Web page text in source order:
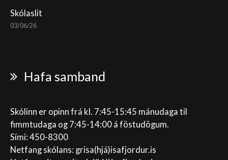
Skólaslit
03/06/26
Hafa samband
Skólinn er opinn frá kl. 7:45-15:45 mánudaga til
fimmtudaga og 7:45-14:00 á föstudögum.
Sími: 450-8300
Netfang skólans: grisa(hjá)isafjordur.is